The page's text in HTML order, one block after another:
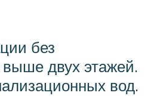
без
двух этажей.
вод.